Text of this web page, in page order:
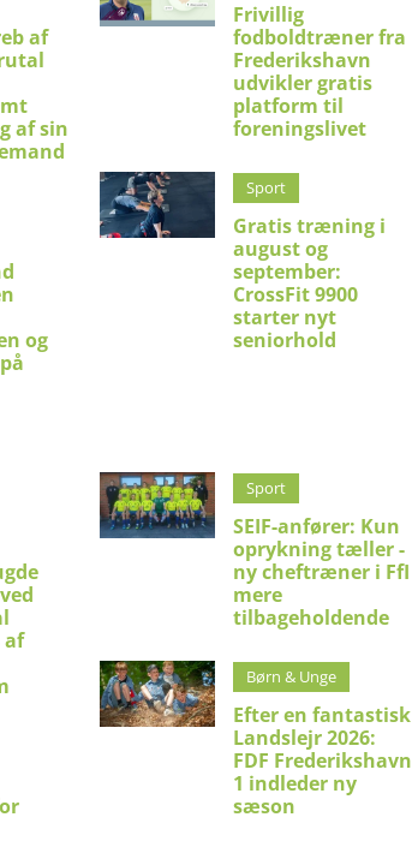
af
af sin
og
af
Frivillig
fodboldtræner fra
Frederikshavn
udvikler gratis
platform til
foreningslivet
Sport
Gratis træning i
august og
september:
CrossFit 9900
starter nyt
seniorhold
Sport
SEIF-anfører: Kun
oprykning tæller -
ny cheftræner i FfI
mere
tilbageholdende
Børn & Unge
Efter en fantastisk
Landslejr 2026:
FDF Frederikshavn
1 indleder ny
sæson